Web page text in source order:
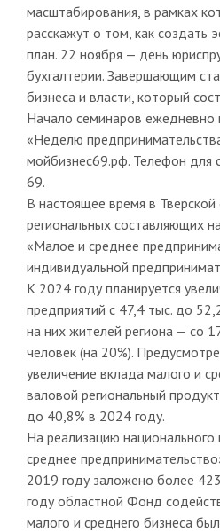
масштабирования, в рамках
расскажут о том, как создать
план. 22 ноября — день
бухгалтерии. Завершающим
бизнеса и власти, который
Начало семинаров ежедневно
«Неделю
мойбизнес69.рф. Телефон для
69.
В настоящее время в Тверской
региональных составляющих
«Малое и среднее
индивидуальной
К 2024 году планируется
предприятий с 47,4 тыс. до
на них жителей региона — со
человек (на 20%).
увеличение вклада малого и
валовой региональный
до 40,8% в 2024 году.
На реализацию
среднее
2019 году заложено более
году областной Фонд
малого и среднего бизнеса